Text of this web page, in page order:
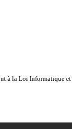
à la Loi Informatique et